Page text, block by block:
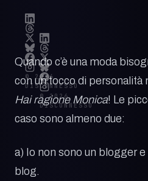
© 2026
DISCONNESSO
© 2026
DISCONNESSO
Quando c’è una moda
con un tocco di personalità
Hai ragione Monica! Le
caso sono almeno due:
a) Io non sono un blogger
blog.